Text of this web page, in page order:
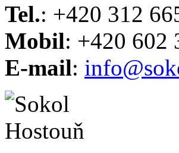
Tel.: +420 312
Mobil: +420 602
E-mail: